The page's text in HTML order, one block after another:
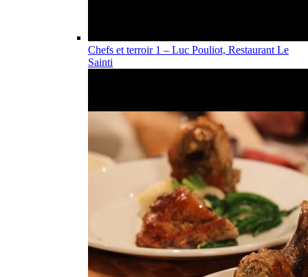
Chefs et terroir 1 – Luc Pouliot, Restaurant Le
Sainti